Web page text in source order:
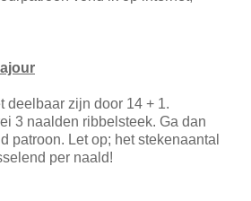
deelbaar zijn door 14 + 1.
3 naalden ribbelsteek. Ga dan
patroon. Let op; het stekenaantal
per naald!